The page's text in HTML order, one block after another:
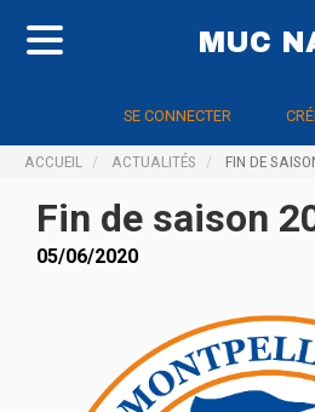
MUC
SE CONNECTER
ACCUEIL ACTUALITÉS FIN DE
Fin de saison
05/06/2020